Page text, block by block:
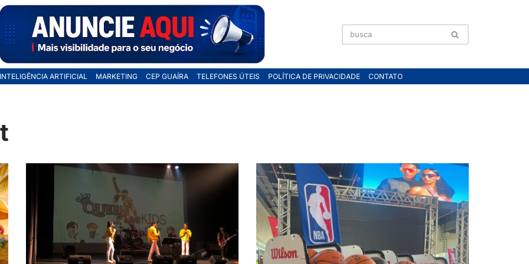
INTELIGÊNCIA ARTIFICIAL MARKETING CEP GUAÍRA TELEFONES ÚTEIS POLÍTICA DE PRIVACIDADE CONTATO